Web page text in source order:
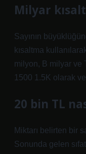
Milyar
Sayının
kısaltma
milyon, B milyar ve
1500 1.5K olarak
20 bin TL
Miktarı belirten bir
Sonunda gelen